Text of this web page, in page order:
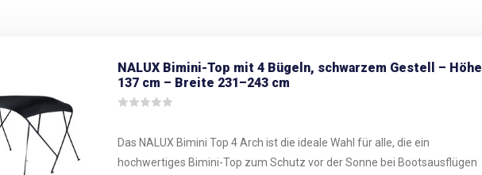
NALUX Bimini-Top mit 4 Bügeln, schwarzem Gestell – Höhe
137 cm – Breite 231–243 cm
Das NALUX Bimini Top 4 Arch ist die ideale Wahl für alle, die ein
hochwertiges Bimini-Top zum Schutz vor der Sonne bei Bootsausflügen